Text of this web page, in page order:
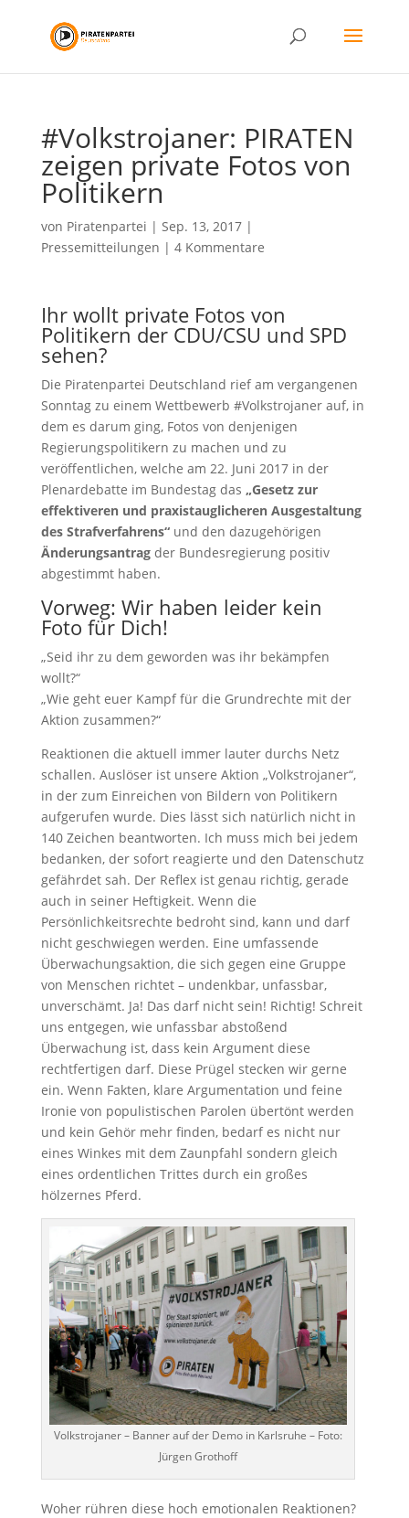
#Volkstrojaner: PIRATEN
zeigen private Fotos von
Politikern
von Piratenpartei | Sep. 13, 2017|
Pressemitteilungen | 4 Kommentare
Ihr wollt private Fotos von
Politikern der CDU/CSU und SPD
sehen?
Die Piratenpartei Deutschland rief am vergangenen
Sonntag zu einem Wettbewerb #Volkstrojaner auf, in
dem es darum ging, Fotos von denjenigen
Regierungspolitikern zu machen und zu
veröffentlichen, welche am 22. Juni 2017 in der
Plenardebatte im Bundestag das „Gesetz zur
effektiveren und praxistauglicheren Ausgestaltung
des Strafverfahrens“und den dazugehörigen
Änderungsantragder Bundesregierung positiv
abgestimmt haben.
Vorweg: Wir haben leider kein
Foto für Dich!
„Seid ihr zu dem geworden was ihr bekämpfen
wollt?“
„Wie geht euer Kampf für die Grundrechte mit der
Aktion zusammen?“
Reaktionen die aktuell immer lauter durchs Netz
schallen. Auslöser ist unsere Aktion „Volkstrojaner“,
in der zum Einreichen von Bildern von Politikern
aufgerufen wurde. Dies lässt sich natürlich nicht in
140 Zeichen beantworten. Ich muss mich bei jedem
bedanken, der sofort reagierte und den Datenschutz
gefährdet sah. Der Reflex ist genau richtig, gerade
auch in seiner Heftigkeit. Wenn die
Persönlichkeitsrechte bedroht sind, kann und darf
nicht geschwiegen werden. Eine umfassende
Überwachungsaktion, die sich gegen eine Gruppe
von Menschen richtet – undenkbar, unfassbar,
unverschämt. Ja! Das darf nicht sein! Richtig! Schreit
uns entgegen, wie unfassbar abstoßend
Überwachung ist, dass kein Argument diese
rechtfertigen darf. Diese Prügel stecken wir gerne
ein. Wenn Fakten, klare Argumentation und feine
Ironie von populistischen Parolen übertönt werden
und kein Gehör mehr finden, bedarf es nicht nur
eines Winkes mit dem Zaunpfahl sondern gleich
eines ordentlichen Trittes durch ein großes
hölzernes Pferd.
Volkstrojaner – Banner auf der Demo in Karlsruhe – Foto:
Jürgen Grothoff
Woher rühren diese hoch emotionalen Reaktionen?